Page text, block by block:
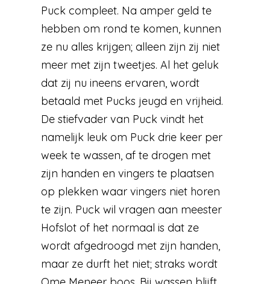
Puck compleet. Na amper geld te
hebben om rond te komen, kunnen
ze nu alles krijgen; alleen zijn zij niet
meer met zijn tweetjes. Al het geluk
dat zij nu ineens ervaren, wordt
betaald met Pucks jeugd en vrijheid.
De stiefvader van Puck vindt het
namelijk leuk om Puck drie keer per
week te wassen, af te drogen met
zijn handen en vingers te plaatsen
op plekken waar vingers niet horen
te zijn. Puck wil vragen aan meester
Hofslot of het normaal is dat ze
wordt afgedroogd met zijn handen,
maar ze durft het niet; straks wordt